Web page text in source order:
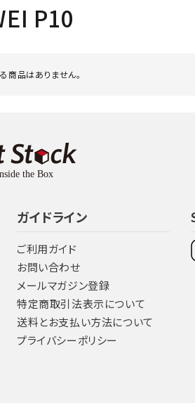
P10
商品はありません。
ガイドライン
ご利用ガイド
お問い合わせ
メールマガジン登録
特定商取引法表示について
送料とお支払い方法について
プライバシーポリシー